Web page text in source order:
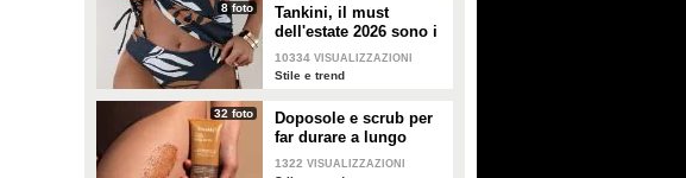
8 foto
Tankini, il must
dell'estate 2026 sono i
costumi con la canotta
10334 VISUALIZZAZIONI
Stile e trend
32 foto
Doposole e scrub per
far durare a lungo
l'abbronzatura in estate
1322 VISUALIZZAZIONI